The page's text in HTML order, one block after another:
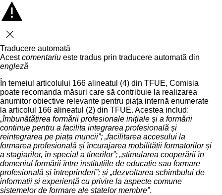
Închideți
Traducere automată
Acestcomentariu este tradus prin traducere automată din
engleză
În temeiul articolului 166 alineatul (4) din TFUE, Comisia
poate recomanda măsuri care să contribuie la realizarea
anumitor obiective relevante pentru piața internă enumerate
la articolul 166 alineatul (2) din TFUE. Acestea includ:
„îmbunătățirea formării profesionale inițiale și a formării
continue pentru a facilita integrarea profesională și
reintegrarea pe piața muncii”; „facilitarea accesului la
formarea profesională și încurajarea mobilității formatorilor și
a stagiarilor, în special a tinerilor”; „stimularea cooperării în
domeniul formării între instituțiile de educație sau formare
profesională și întreprinderi”; și „dezvoltarea schimbului de
informații și experiență cu privire la aspecte comune
sistemelor de formare ale statelor membre”.